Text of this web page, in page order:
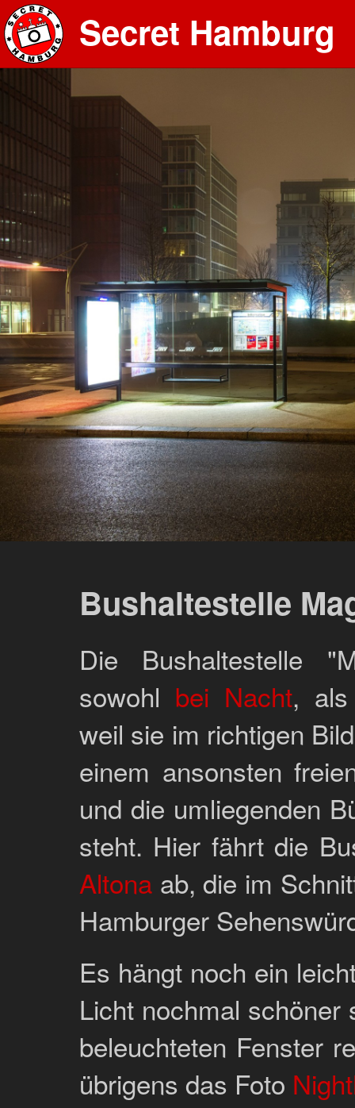
Secret Hamburg
Bushaltestelle
Die Bushaltestelle
sowohl bei Nacht, als
weil sie im richtigen
einem ansonsten
und die umliegenden
steht. Hier fährt die
Altona ab, die im
Hamburger
Es hängt noch ein
Licht nochmal
beleuchteten Fenster
übrigens das Foto